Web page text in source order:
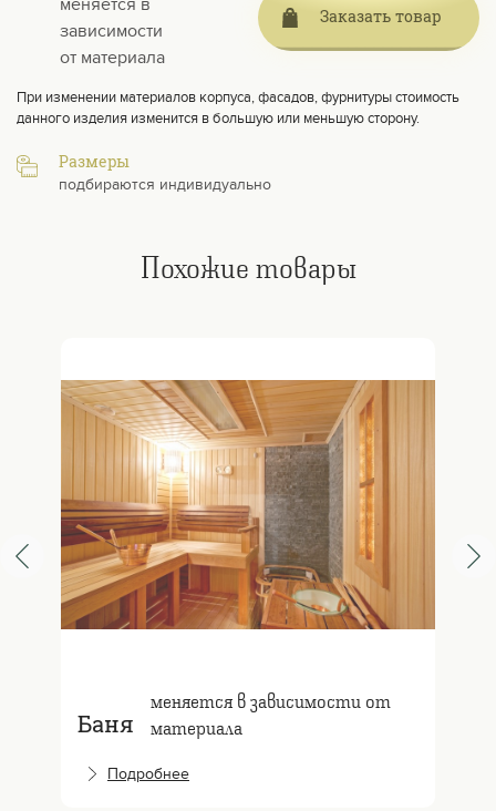
меняется в
зависимости
от материала
Заказать товар
При изменении материалов корпуса, фасадов, фурнитуры стоимость
данного изделия изменится в большую или меньшую сторону.
Размеры
подбираются индивидуально
Похожие товары
Баня
меняется в зависимости от
материала
Подробнее